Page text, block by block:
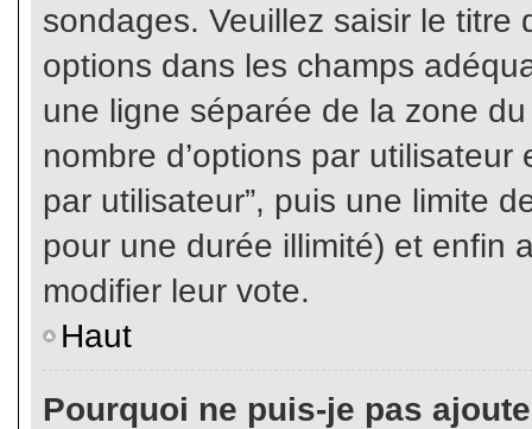
sondages. Veuillez saisir le
options dans les champs
une ligne séparée de la zone
nombre d’options par
par utilisateur”, puis une limite
pour une durée illimité) et enfin
modifier leur vote.
Haut
Pourquoi ne puis-je pas